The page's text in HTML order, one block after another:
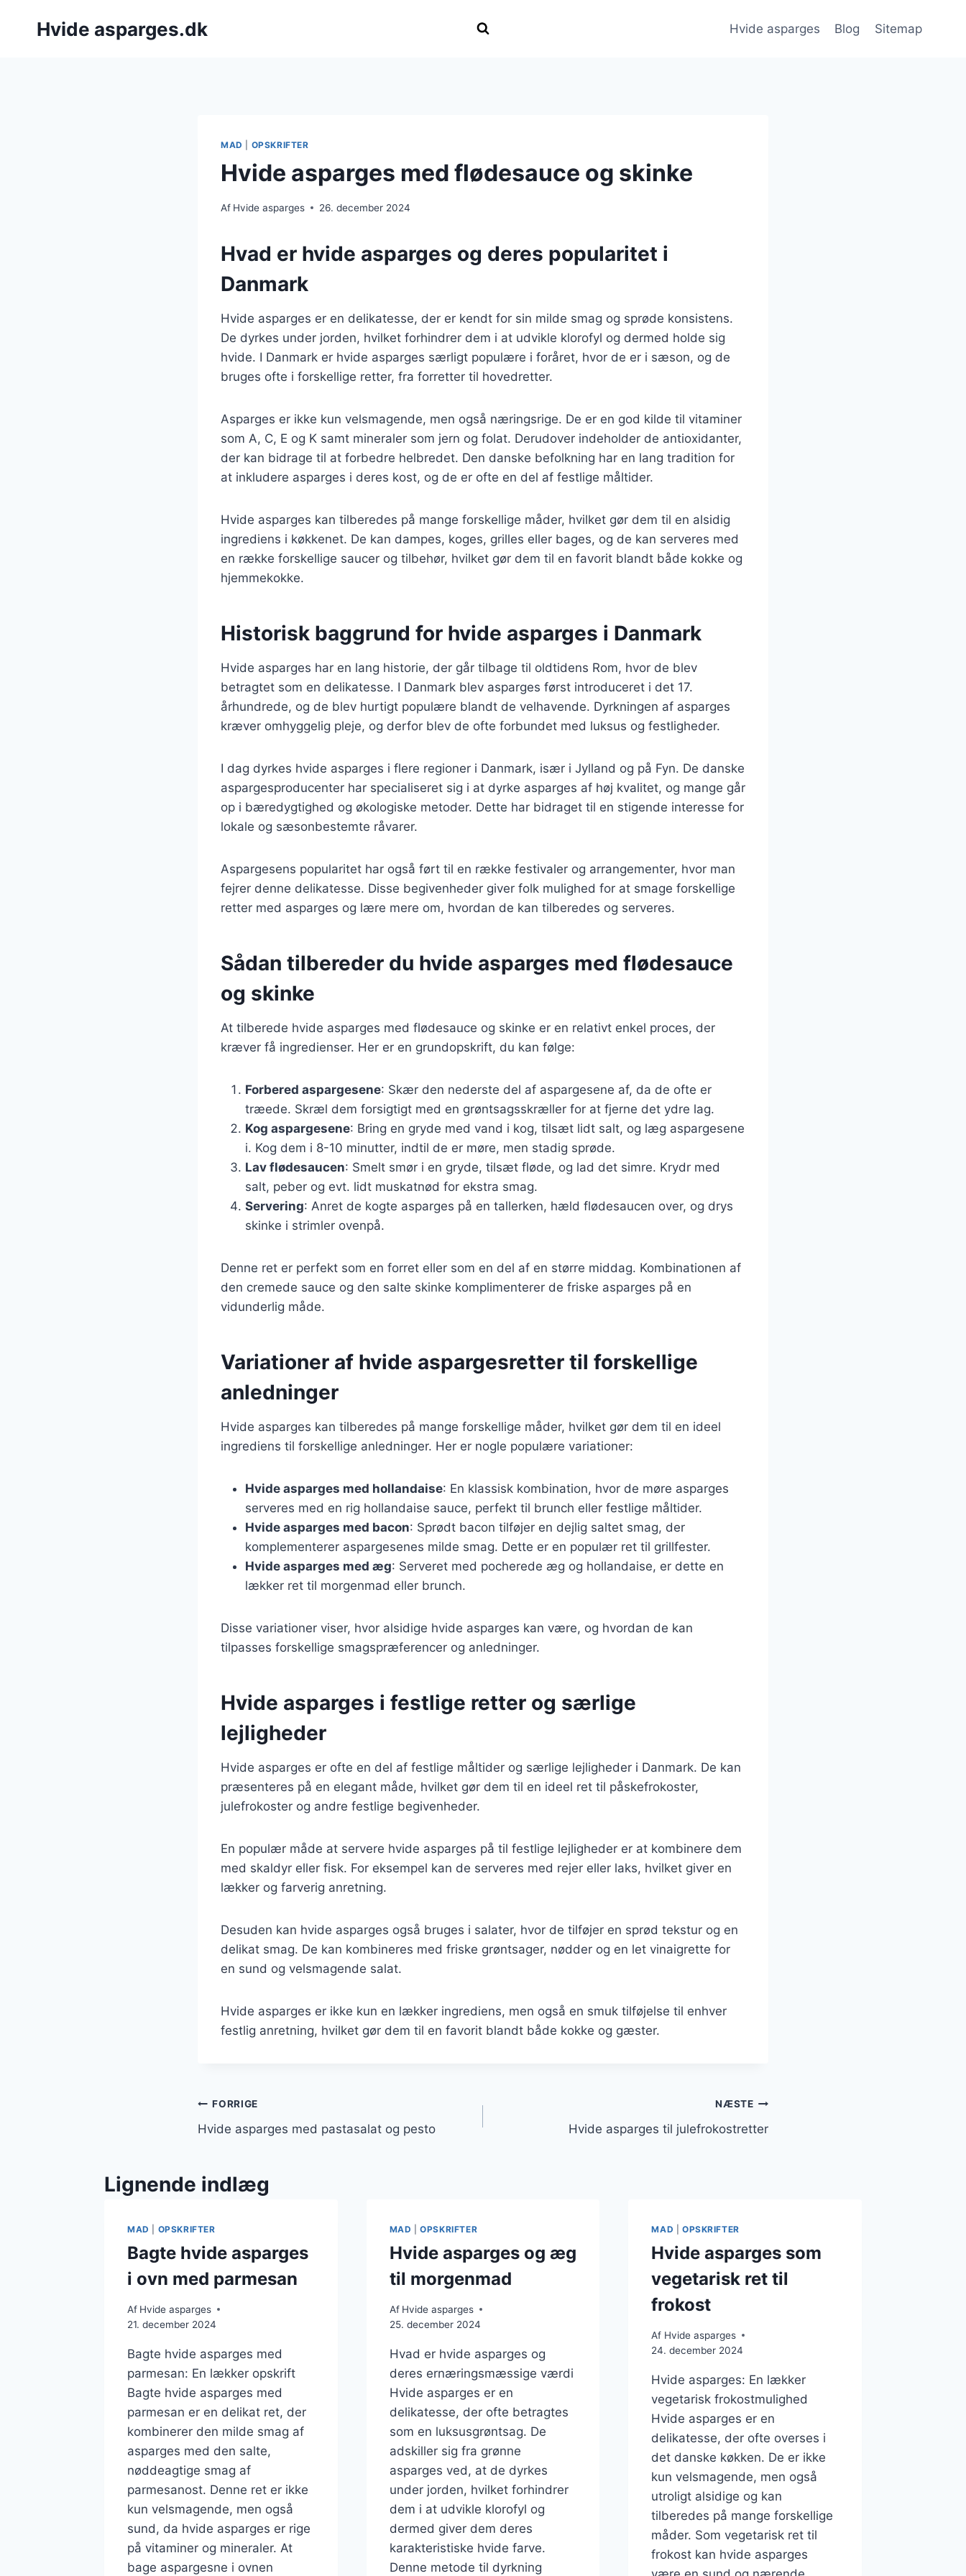
Hvide asparges.dk Hvide asparges Blog Sitemap
MAD OPSKRIFTER
Hvide asparges med flødesauce og skinke
Af Hvide asparges 26. december 2024
Hvad er hvide asparges og deres popularitet i
Danmark
Hvide asparges er en delikatesse, der er kendt for sin milde smag og sprøde konsistens.
De dyrkes under jorden, hvilket forhindrer dem i at udvikle klorofyl og dermed holde sig
hvide. I Danmark er hvide asparges særligt populære i foråret, hvor de er i sæson, og de
bruges ofte i forskellige retter, fra forretter til hovedretter.
Asparges er ikke kun velsmagende, men også næringsrige. De er en god kilde til vitaminer
som A, C, E og K samt mineraler som jern og folat. Derudover indeholder de antioxidanter,
der kan bidrage til at forbedre helbredet. Den danske befolkning har en lang tradition for
at inkludere asparges i deres kost, og de er ofte en del af festlige måltider.
Hvide asparges kan tilberedes på mange forskellige måder, hvilket gør dem til en alsidig
ingrediens i køkkenet. De kan dampes, koges, grilles eller bages, og de kan serveres med
en række forskellige saucer og tilbehør, hvilket gør dem til en favorit blandt både kokke og
hjemmekokke.
Historisk baggrund for hvide asparges i Danmark
Hvide asparges har en lang historie, der går tilbage til oldtidens Rom, hvor de blev
betragtet som en delikatesse. I Danmark blev asparges først introduceret i det 17.
århundrede, og de blev hurtigt populære blandt de velhavende. Dyrkningen af asparges
kræver omhyggelig pleje, og derfor blev de ofte forbundet med luksus og festligheder.
I dag dyrkes hvide asparges i flere regioner i Danmark, især i Jylland og på Fyn. De danske
aspargesproducenter har specialiseret sig i at dyrke asparges af høj kvalitet, og mange går
op i bæredygtighed og økologiske metoder. Dette har bidraget til en stigende interesse for
lokale og sæsonbestemte råvarer.
Aspargesens popularitet har også ført til en række festivaler og arrangementer, hvor man
fejrer denne delikatesse. Disse begivenheder giver folk mulighed for at smage forskellige
retter med asparges og lære mere om, hvordan de kan tilberedes og serveres.
Sådan tilbereder du hvide asparges med flødesauce
og skinke
At tilberede hvide asparges med flødesauce og skinke er en relativt enkel proces, der
kræver få ingredienser. Her er en grundopskrift, du kan følge:
Forbered aspargesene: Skær den nederste del af aspargesene af, da de ofte er
træede. Skræl dem forsigtigt med en grøntsagsskræller for at fjerne det ydre lag.
Kog aspargesene: Bring en gryde med vand i kog, tilsæt lidt salt, og læg aspargesene
i. Kog dem i 8-10 minutter, indtil de er møre, men stadig sprøde.
Lav flødesaucen: Smelt smør i en gryde, tilsæt fløde, og lad det simre. Krydr med
salt, peber og evt. lidt muskatnød for ekstra smag.
Servering: Anret de kogte asparges på en tallerken, hæld flødesaucen over, og drys
skinke i strimler ovenpå.
Denne ret er perfekt som en forret eller som en del af en større middag. Kombinationen af
den cremede sauce og den salte skinke komplimenterer de friske asparges på en
vidunderlig måde.
Variationer af hvide aspargesretter til forskellige
anledninger
Hvide asparges kan tilberedes på mange forskellige måder, hvilket gør dem til en ideel
ingrediens til forskellige anledninger. Her er nogle populære variationer:
Hvide asparges med hollandaise: En klassisk kombination, hvor de møre asparges
serveres med en rig hollandaise sauce, perfekt til brunch eller festlige måltider.
Hvide asparges med bacon: Sprødt bacon tilføjer en dejlig saltet smag, der
komplementerer aspargesenes milde smag. Dette er en populær ret til grillfester.
Hvide asparges med æg: Serveret med pocherede æg og hollandaise, er dette en
lækker ret til morgenmad eller brunch.
Disse variationer viser, hvor alsidige hvide asparges kan være, og hvordan de kan
tilpasses forskellige smagspræferencer og anledninger.
Hvide asparges i festlige retter og særlige
lejligheder
Hvide asparges er ofte en del af festlige måltider og særlige lejligheder i Danmark. De kan
præsenteres på en elegant måde, hvilket gør dem til en ideel ret til påskefrokoster,
julefrokoster og andre festlige begivenheder.
En populær måde at servere hvide asparges på til festlige lejligheder er at kombinere dem
med skaldyr eller fisk. For eksempel kan de serveres med rejer eller laks, hvilket giver en
lækker og farverig anretning.
Desuden kan hvide asparges også bruges i salater, hvor de tilføjer en sprød tekstur og en
delikat smag. De kan kombineres med friske grøntsager, nødder og en let vinaigrette for
en sund og velsmagende salat.
Hvide asparges er ikke kun en lækker ingrediens, men også en smuk tilføjelse til enhver
festlig anretning, hvilket gør dem til en favorit blandt både kokke og gæster.
Indlægsnavigation
FORRIGE
Hvide asparges med pastasalat og pesto
NÆSTE
Hvide asparges til julefrokostretter
Lignende indlæg
MAD OPSKRIFTER
Bagte hvide asparges
i ovn med parmesan
Af Hvide asparges
21. december 2024
Bagte hvide asparges med
parmesan: En lækker opskrift
Bagte hvide asparges med
parmesan er en delikat ret, der
kombinerer den milde smag af
asparges med den salte,
nøddeagtige smag af
parmesanost. Denne ret er ikke
kun velsmagende, men også
sund, da hvide asparges er rige
på vitaminer og mineraler. At
bage aspargesne i ovnen
MAD |OPSKRIFTER
Hvide asparges og æg
til morgenmad
Af Hvide asparges
25. december 2024
Hvad er hvide asparges og
deres ernæringsmæssige værdi
Hvide asparges er en
delikatesse, der ofte betragtes
som en luksusgrøntsag. De
adskiller sig fra grønne
asparges ved, at de dyrkes
under jorden, hvilket forhindrer
dem i at udvikle klorofyl og
dermed giver dem deres
karakteristiske hvide farve.
Denne metode til dyrkning
MAD OPSKRIFTER
Hvide asparges som
vegetarisk ret til
frokost
Af Hvide asparges
24. december 2024
Hvide asparges: En lækker
vegetarisk frokostmulighed
Hvide asparges er en
delikatesse, der ofte overses i
det danske køkken. De er ikke
kun velsmagende, men også
utroligt alsidige og kan
tilberedes på mange forskellige
måder. Som vegetarisk ret til
frokost kan hvide asparges